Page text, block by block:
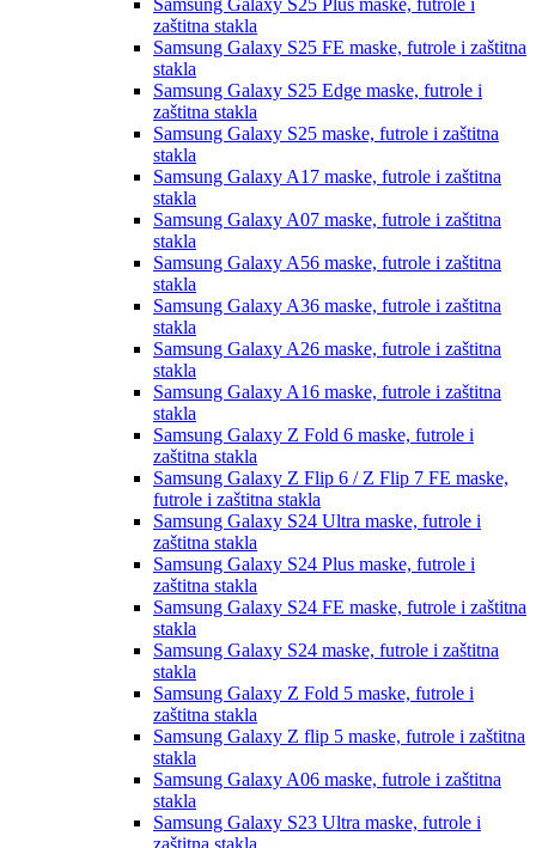
Samsung Galaxy S25 Plus maske, futrole i
zaštitna stakla
Samsung Galaxy S25 FE maske, futrole i zaštitna
stakla
Samsung Galaxy S25 Edge maske, futrole i
zaštitna stakla
Samsung Galaxy S25 maske, futrole i zaštitna
stakla
Samsung Galaxy A17 maske, futrole i zaštitna
stakla
Samsung Galaxy A07 maske, futrole i zaštitna
stakla
Samsung Galaxy A56 maske, futrole i zaštitna
stakla
Samsung Galaxy A36 maske, futrole i zaštitna
stakla
Samsung Galaxy A26 maske, futrole i zaštitna
stakla
Samsung Galaxy A16 maske, futrole i zaštitna
stakla
Samsung Galaxy Z Fold 6 maske, futrole i
zaštitna stakla
Samsung Galaxy Z Flip 6 / Z Flip 7 FE maske,
futrole i zaštitna stakla
Samsung Galaxy S24 Ultra maske, futrole i
zaštitna stakla
Samsung Galaxy S24 Plus maske, futrole i
zaštitna stakla
Samsung Galaxy S24 FE maske, futrole i zaštitna
stakla
Samsung Galaxy S24 maske, futrole i zaštitna
stakla
Samsung Galaxy Z Fold 5 maske, futrole i
zaštitna stakla
Samsung Galaxy Z flip 5 maske, futrole i zaštitna
stakla
Samsung Galaxy A06 maske, futrole i zaštitna
stakla
Samsung Galaxy S23 Ultra maske, futrole i